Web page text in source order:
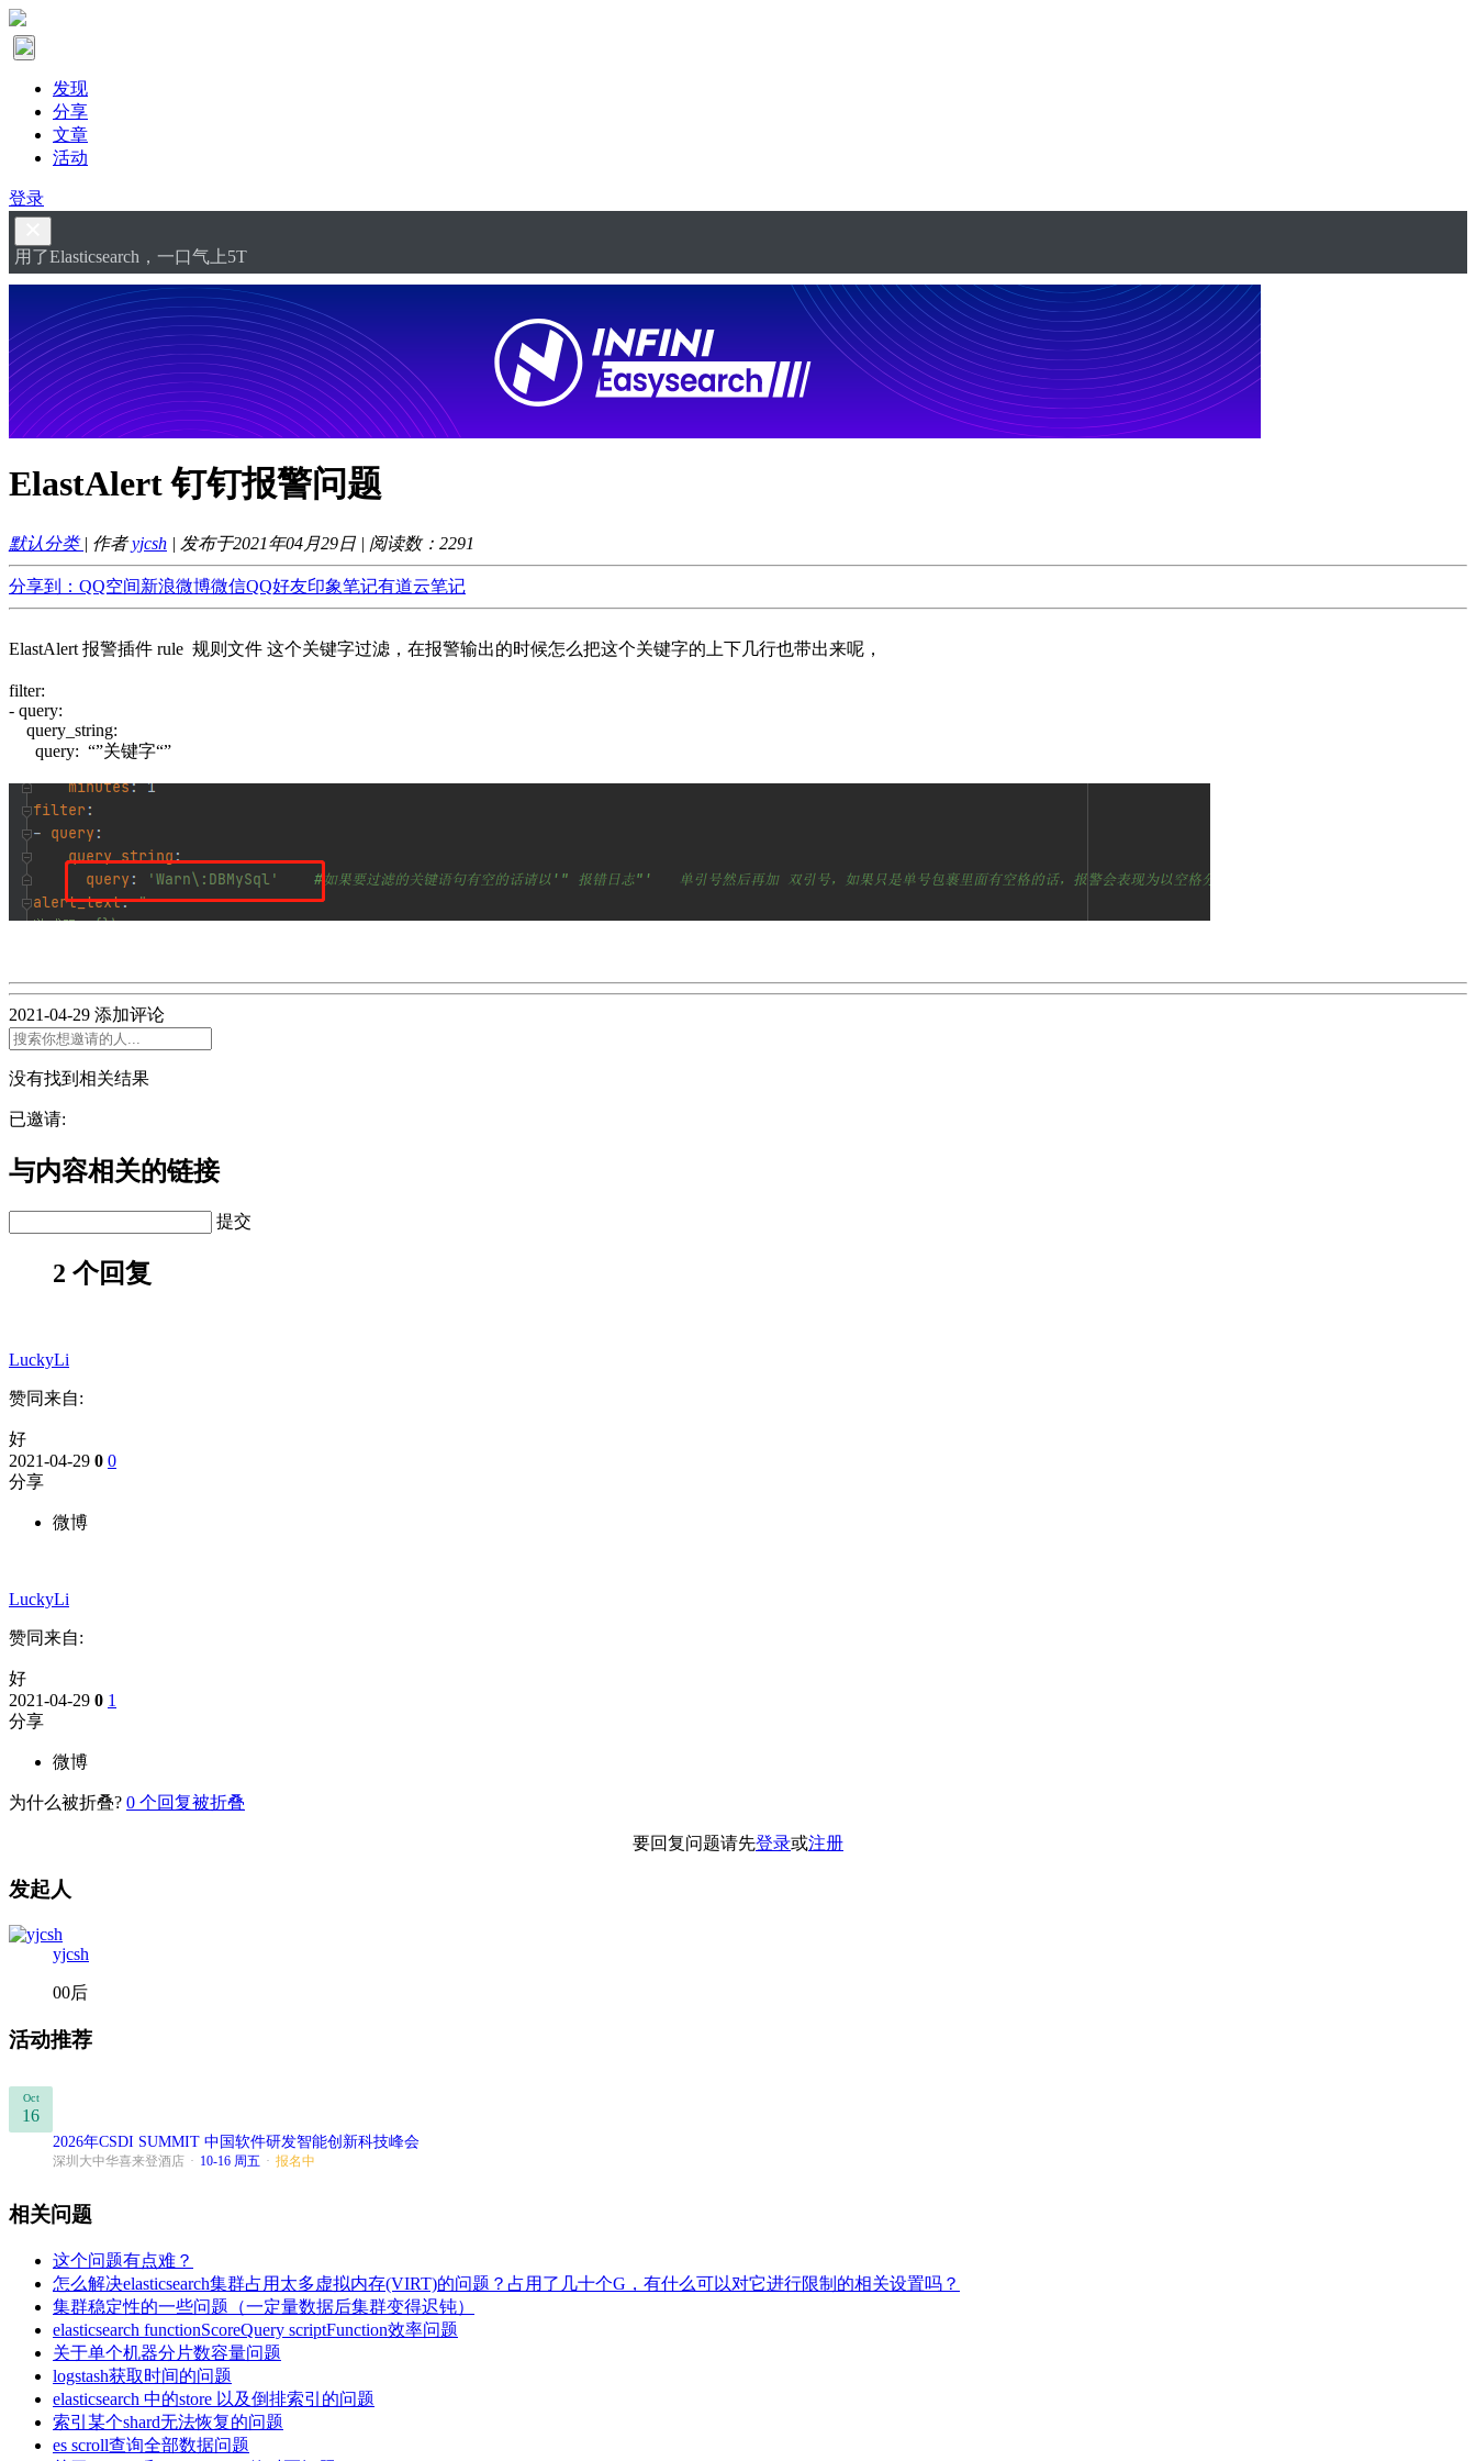
发现
分享
文章
活动
登录
用了Elasticsearch，一口气上5T
ElastAlert 钉钉报警问题
默认分类 | 作者yjcsh | 发布于2021年04月29日 | 阅读数： 2291
分享到： QQ空间新浪微博微信QQ好友印象笔记有道云笔记
ElastAlert 报警插件 rule 规则文件 这个关键字过滤，在报警输出的时候怎么把这个关键字的上下几行也带出来呢，
filter:
- query:
query_string:
query: “”关键字“”
2021-04-29 添加评论
没有找到相关结果
已邀请:
与内容相关的链接
提交
2 个回复
LuckyLi
赞同来自:
好
2021-04-29 0 0
分享
微博
LuckyLi
赞同来自:
好
2021-04-29 0 1
分享
微博
为什么被折叠? 0 个回复被折叠
要回复问题请先登录或注册
发起人
yjcsh
00后
活动推荐
Oct
16
2026年CSDI SUMMIT 中国软件研发智能创新科技峰会
深圳大中华喜来登酒店 · 10-16 周五 · 报名中
相关问题
这个问题有点难？
怎么解决elasticsearch集群占用太多虚拟内存(VIRT)的问题？占用了几十个G，有什么可以对它进行限制的相关设置吗？
集群稳定性的一些问题（一定量数据后集群变得迟钝）
elasticsearch functionScoreQuery scriptFunction效率问题
关于单个机器分片数容量问题
logstash获取时间的问题
elasticsearch 中的store 以及倒排索引的问题
索引某个shard无法恢复的问题
es scroll查询全部数据问题